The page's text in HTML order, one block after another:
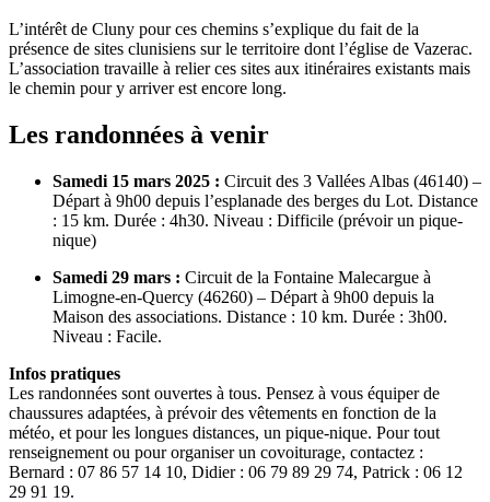
L’intérêt de Cluny pour ces chemins s’explique du fait de la
présence de sites clunisiens sur le territoire dont l’église de Vazerac.
L’association travaille à relier ces sites aux itinéraires existants mais
le chemin pour y arriver est encore long.
Les randonnées à venir
Samedi 15 mars 2025 : Circuit des 3 Vallées Albas (46140) –
Départ à 9h00 depuis l’esplanade des berges du Lot. Distance
: 15 km. Durée : 4h30. Niveau : Difficile (prévoir un pique-
nique)
Samedi 29 mars : Circuit de la Fontaine Malecargue à
Limogne-en-Quercy (46260) – Départ à 9h00 depuis la
Maison des associations. Distance : 10 km. Durée : 3h00.
Niveau : Facile.
Infos pratiques
Les randonnées sont ouvertes à tous. Pensez à vous équiper de
chaussures adaptées, à prévoir des vêtements en fonction de la
météo, et pour les longues distances, un pique-nique. Pour tout
renseignement ou pour organiser un covoiturage, contactez :
Bernard : 07 86 57 14 10, Didier : 06 79 89 29 74, Patrick : 06 12
29 91 19.